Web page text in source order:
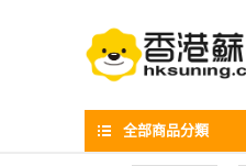
全部商品分類